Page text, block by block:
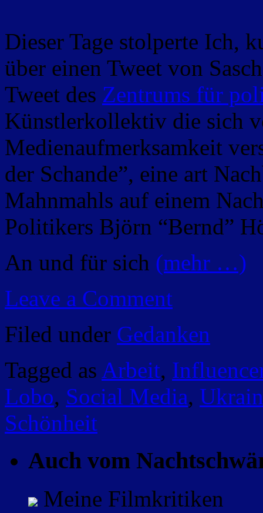
Dieser Tage stolperte Ich,
über einen Tweet von
Tweet des Zentrums für
Künstlerkollektiv die sich
Medienaufmerksamkeit
der Schande”, eine art
Mahnmahls auf einem
Politikers Björn “Bernd”
An und für sich (mehr …)
Leave a Comment
Filed under Gedanken
Tagged as Arbeit,
Lobo, Social Media,
Schönheit
Auch vom
Meine Filmkritiken